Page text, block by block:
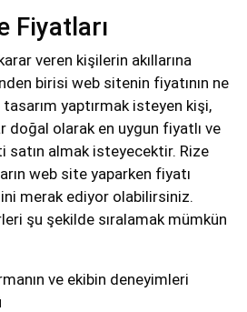
Fiyatları
veren kişilerin akıllarına
birisi web sitenin fiyatının ne
tasarım yaptırmak isteyen kişi,
doğal olarak en uygun fiyatlı ve
satın almak isteyecektir. Rize
web site yaparken fiyatı
merak ediyor olabilirsiniz.
şu şekilde sıralamak mümkün
ve ekibin deneyimleri